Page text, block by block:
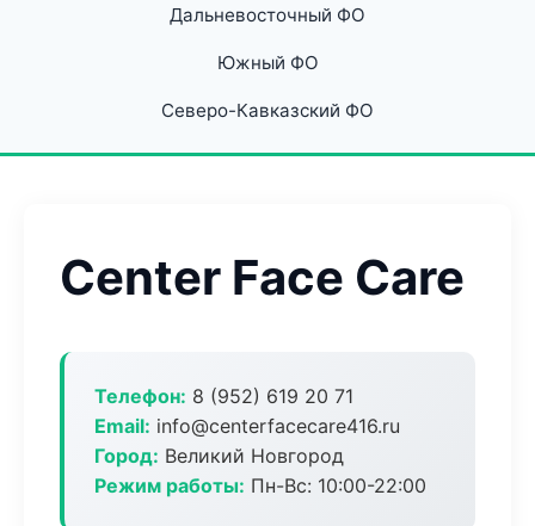
Дальневосточный ФО
Южный ФО
Северо-Кавказский ФО
Center Face Care
Телефон: 8 (952) 619 20 71
Email: info@centerfacecare416.ru
Город: Великий Новгород
Режим работы: Пн-Вс: 10:00-22:00